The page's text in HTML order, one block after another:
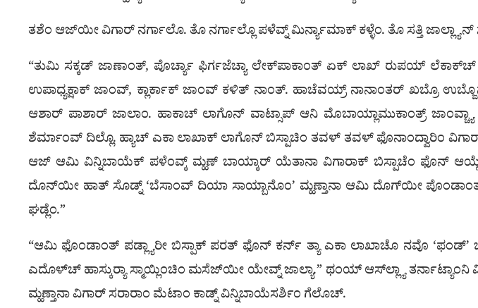
ತಶೆಂ ಆಜ್‌ಯೀ ವಿಗಾರ್ ನರ್ಗಾಲೊ. ತೊ ನರ್ಗಾಲ್ಲೊ ಪಳೆವ್ನ್ ಮಿರ್ನ್ಯಾಮಾಕ್ ಕಳ್ಳೆಂ. ತೊ ಸತ್ತಿ
“ತುಮಿ ಸಕ್ಕಡ್ ಜಾಣಾಂತ್, ಪೊರ್ಚ್ಯಾ ಫಿರ್ಗಜೆಚ್ಯಾ ಲೇಕ್‌ಪಾಕಾಂತ್ ಏಕ್ ಲಾಖ್ ರುಪಯ್
ಉಪಾಧ್ಯಕ್ಷಾಕ್ ಜಾಂವ್, ಕ್ಲಾರ್ಕಾಕ್ ಜಾಂವ್ ಕಳಿತ್ ನಾಂತ್. ಹಾಚೆವಯ್ರ್ ನಾನಾಂತರ್ ಖಬ್ರೊ
ಆಶಾರ್ ಪಾಶಾರ್ ಜಾಲಾಂ. ಹಾಕಾಚ್ ಲಾಗೊನ್ ವಾಟ್ಸಾಪ್ ಆನಿ ಮೊಬಾಯ್ಲಾಮುಕಾಂತ್ರ್ ಜಾಂವ್ಚ್ಯಾ
ಶೆರ್ಮಾಂವ್ ದಿಲ್ಲೊ. ಹ್ಯಾಚ್ ಎಕಾ ಲಾಖಾಕ್ ಲಾಗೊನ್ ಬಿಸ್ಪಾಚಿಂ ತವಳ್ ತವಳ್ ಫೊನಾಂದ್ವಾರಿಂ
ಆಜ್ ಆಮಿ ವಿನ್ನಿಬಾಯೆಕ್ ಪಳೆಂವ್ಕ್ ಮ್ಹಣ್ ಬಾಯ್ಕಾರ್ ಯೆತಾನಾ ವಿಗಾರಾಕ್ ಬಿಸ್ಪಾಚೆಂ ಫೊನ್
ದೊನ್‌ಯೀ ಹಾತ್ ಸೊಡ್ನ್ ‘ಬೆಸಾಂವ್ ದಿಯಾ ಸಾಯ್ಬಾನೊಂ’ ಮ್ಹಣ್ತಾನಾ ಆಮಿ ದೊಗ್‌ಯೀ
ಘಡ್ಲೆಂ.”
“ಆಮಿ ಫೊಂಡಾಂತ್ ಪಡ್ಲ್ಯಾರೀ ಬಿಸ್ಪಾಕ್ ಪರತ್ ಫೊನ್ ಕರ್ನ್ ತ್ಯಾ ಎಕಾ ಲಾಖಾಚೊ ನವೊ ‘ಫಂಡ್’
ಎದೊಳ್‌ಚ್ ಹಾಸ್ಕುರ್‍ಯಾ ಸ್ಮಾಯ್ಲಿಂಚಿಂ ಮಸೆಜ್‌ಯೀ ಯೇವ್ನ್ ಜಾಲ್ಯಾ.” ಥಂಯ್ ಆಸ್‌ಲ್ಲ್ಯಾ
ಮ್ಹಣ್ತಾನಾ ವಿಗಾರ್ ಸರಾರಾಂ ಮೆಟಾಂ ಕಾಡ್ನ್ ವಿನ್ನಿಬಾಯೆಸರ್ಶಿಂ ಗೆಲೊಚ್.